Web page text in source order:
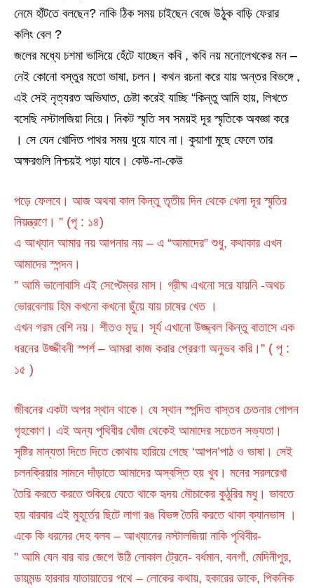
নেমে হাঁটতে বলছেন? নাকি ঠিক সময় চাইছেন বেজে উঠুক বাড়ি ফেরার
কলিং বেল ?
জলের মধ্যে চশমা ভাসিয়ে হেঁটে যাচ্ছেন কবি , কবি নয় মনোলেখকের মন –
নেই কোনো বস্তুর মতো ভাষা, চলন। কথন রচনা করে যায় অন্তর বিভঙ্গে ,
এই সেই নৃত্যরত অভিঘাত, চেষ্টা করেই যাচ্ছি “কিন্তু আমি হায়, লিখতে
বসেছি নস্টালজিয়া নিয়ে। নিকট স্মৃতি সব সময়ই দূর স্মৃতিকে অবজ্ঞা করে
। সে যেন খোদিত পাথর সময় ধুয়ে যাবে না। কুয়াশা মুছে ফেলে তার
অক্ষরগুলি নিশ্চয়ই পড়া যাবে। কেউ-না-কেউ
পড়ে ফেলবে। আজ অথবা কাল কিন্তু তৃতীয় দিন থেকে খেলা দূর স্মৃতির
নিয়ন্ত্রণে। ” (পৃ : ১৪)
এ আখ্যান আমার নয় আপনার নয় – এ “আমাদের” শুধু, কথাকার এখন
আমাদের স্পন্দন।
” আমি ভালোবাসি এই সেপ্টেম্বর মাস। গ্রীষ্ম এখনো সরে যায়নি -অথচ
ভোরবেলায় হিম কখনো কখনো ছুঁয়ে যায় চাষের খেত ।
এখন গরম বেশি নয়। শীতও মৃদু। সূর্য এখানো উজ্জ্বল কিন্তু বাতাসে এক
ধরনের উজ্জীবনী স্পর্শ – আমরা কাজ করার প্রেরণা অনুভব করি।” ( পৃ :
১৫ )
জীবনের একটা অপর স্থান থাকে। যে স্থান স্পন্দিত বাস্তব চেতনার গোপন
গৃহকোণ। এই অন্য পৃথিবীর খোঁজ থেকেই আমাদের সচেতন সভ্যতা।
সৃষ্টির মান্যতা দিতে দিতে কোথায় হারিয়ে গেছে ‘আপন’পাঠ ও ভাষা। সেই
চলনক্রিয়ার সামনে দাঁড়াতে আমাদের অস্বস্তি হয় খুব। মনের সরলরেখা
তৈরি করতে করতে শুকিয়ে যেতে থাকে হৃদয় মৌচাকের কুঠুরির মধু। ভাবতে
হয় বারবার এই মুহূর্তের ছিটে লাগা রঙ বিভঙ্গ তৈরি করতে থাকা ক্যানভাস ।
একে কি ধরনের দেহ বলব – আখ্যানের নস্টালজিয়া নাকি পৃথিবীর-
” আমি যেন বার বার জেগে উঠি লোকাল ট্রেনে- বর্ধমান, বনগাঁ, মেদিনীপুর,
ডায়মন্ড হারবার যাতায়াতের পথে – লোকের কথায়, হকারের ডাকে, পিকনিক